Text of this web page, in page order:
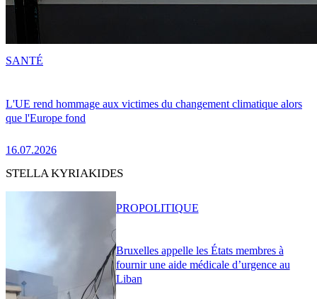
L'UE rend hommage aux victimes du changement climatique alors
que l'Europe fond
16.07.2026
SANTÉ
STELLA KYRIAKIDES
Bruxelles appelle les États membres à
fournir une aide médicale d’urgence au
Liban
PROPOLITIQUE